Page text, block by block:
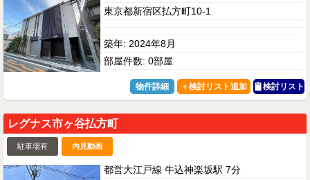
東京都新宿区払方町10-1
築年: 2024年8月
部屋件数: 0部屋
物件詳細 検討リスト
レグナス市ヶ谷払方町
駐車場有 内見動画
都営大江戸線 牛込神楽坂駅 7分